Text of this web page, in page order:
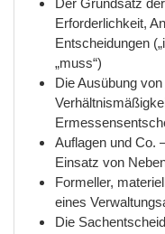
Der Grundsatz
Erforderlichkeit,
Entscheidungen
„muss“)
Die Ausübung
Auflagen und Co.
Einsatz von
Formeller,
eines
Die